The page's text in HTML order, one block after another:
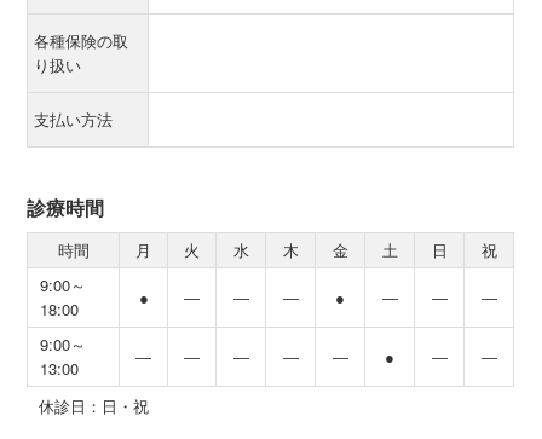
各種保険の取
り扱い
支払い方法
診療時間
時間 月 火 水 木 金 土 日
祝
9:00～
18:00
● ― ― ― ● ― ― ―
9:00～
13:00
― ― ― ― ― ● ― ―
休診日：日・祝